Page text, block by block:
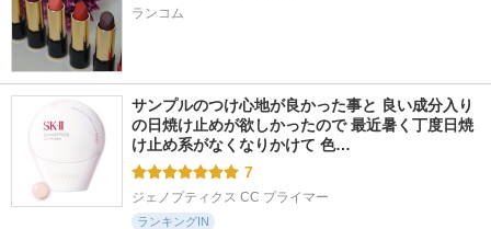
ランコム
サンプルのつけ心地が良かった事と 良い成分入り
の日焼け止めが欲しかったので 最近暑く丁度日焼
け止め系がなくなりかけて 色…
7
ジェノプティクス CC プライマー
ランキングIN